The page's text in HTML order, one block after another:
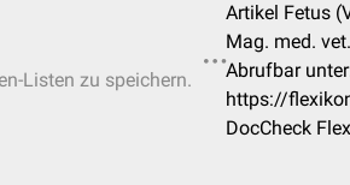
Listen zu speichern.
Artikel Fetus
Mag. med.
Abrufbar
https://
DocCheck